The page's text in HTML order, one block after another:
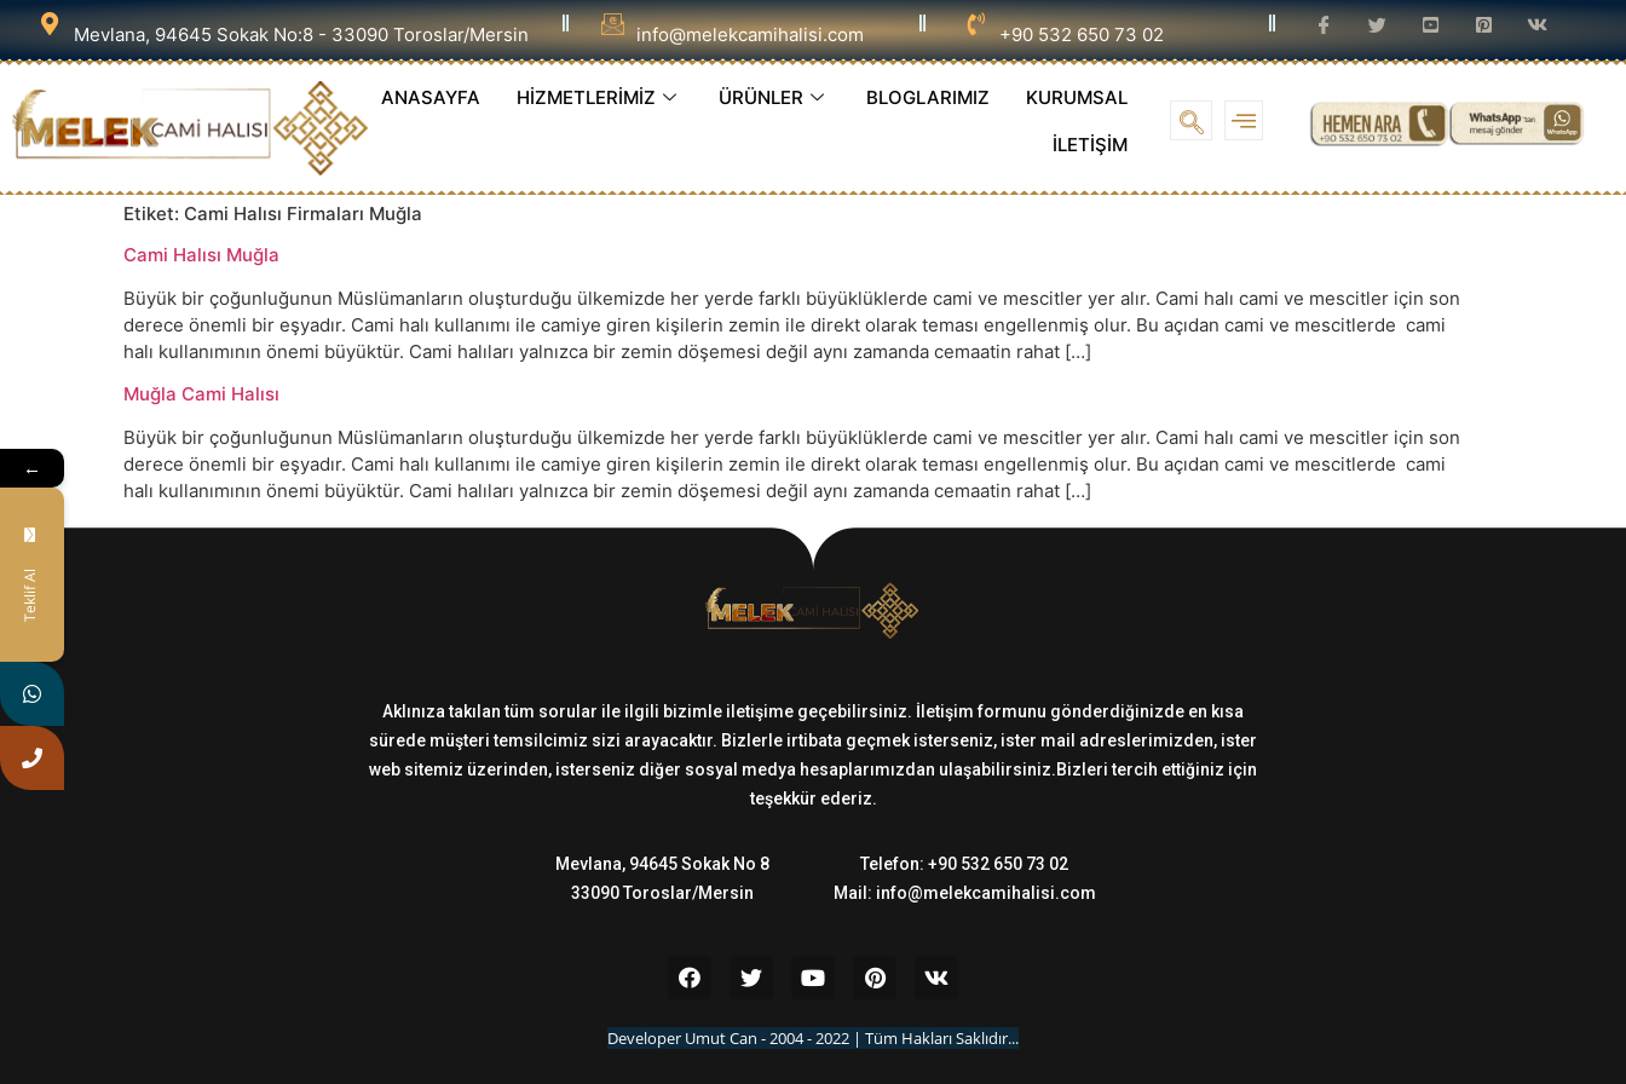
Mevlana, 94645 Sokak No:8 - 33090 Toroslar/Mersin info@melekcamihalisi.com +90 532 650 73 02
ANASAYFA HİZMETLERİMİZ ÜRÜNLER BLOGLARIMIZ KURUMSAL
İLETİŞİM
Etiket: Cami Halısı Firmaları Muğla
Cami Halısı Muğla
Büyük bir çoğunluğunun Müslümanların oluşturduğu ülkemizde her yerde farklı büyüklüklerde cami ve mescitler yer alır. Cami halı cami ve mescitler için son
derece önemli bir eşyadır. Cami halı kullanımı ile camiye giren kişilerin zemin ile direkt olarak teması engellenmiş olur. Bu açıdan cami ve mescitlerde cami
halı kullanımının önemi büyüktür. Cami halıları yalnızca bir zemin döşemesi değil aynı zamanda cemaatin rahat […]
Muğla Cami Halısı
Büyük bir çoğunluğunun Müslümanların oluşturduğu ülkemizde her yerde farklı büyüklüklerde cami ve mescitler yer alır. Cami halı cami ve mescitler için son
derece önemli bir eşyadır. Cami halı kullanımı ile camiye giren kişilerin zemin ile direkt olarak teması engellenmiş olur. Bu açıdan cami ve mescitlerde cami
halı kullanımının önemi büyüktür. Cami halıları yalnızca bir zemin döşemesi değil aynı zamanda cemaatin rahat […]
Aklınıza takılan tüm sorular ile ilgili bizimle iletişime geçebilirsiniz. İletişim formunu gönderdiğinizde en kısa
sürede müşteri temsilcimiz sizi arayacaktır. Bizlerle irtibata geçmek isterseniz, ister mail adreslerimizden, ister
web sitemiz üzerinden, isterseniz diğer sosyal medya hesaplarımızdan ulaşabilirsiniz.Bizleri tercih ettiğiniz için
teşekkür ederiz.
Mevlana, 94645 Sokak No 8
33090 Toroslar/Mersin
Telefon: +90 532 650 73 02
Mail: info@melekcamihalisi.com
Developer Umut Can - 2004 - 2022 | Tüm Hakları Saklıdır...
←
Teklif Al